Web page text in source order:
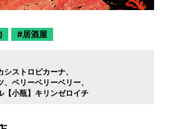
居酒屋
シストロピカーナ
ベリーベリーベリー
【小瓶】キリンゼロイチ